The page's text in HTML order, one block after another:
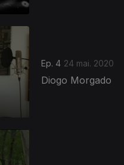
Ep. 4 24 mai. 2020
Diogo Morgado